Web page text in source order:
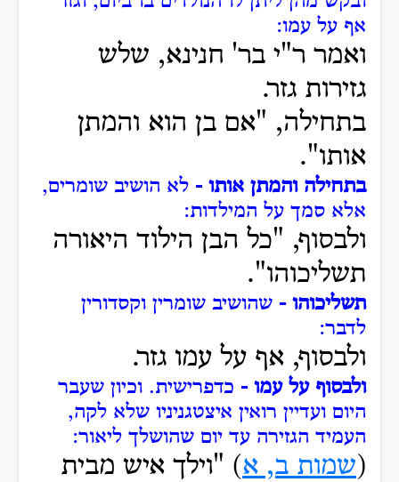
אף על עמו:
ואמר ר"י בר' חנינא, שלש
גזירות גזר.
בתחילה, "אם בן הוא והמתן
אותו".
בתחילה והמתן אותו - לא הושיב שומרים,
אלא סמך על המילדות:
ולבסוף, "כל הבן הילוד היאורה
תשליכוהו".
תשליכוהו - שהושיב שומרין וקסדורין
לדבר:
ולבסוף, אף על עמו גזר.
ולבסוף על עמו - כדפרישית. וכיון שעבר
היום ועדיין רואין איצטגניניו שלא לקה,
העמיד הגזירה עד יום שהושלך ליאור:
(שמות ב, א) "וילך איש מבית